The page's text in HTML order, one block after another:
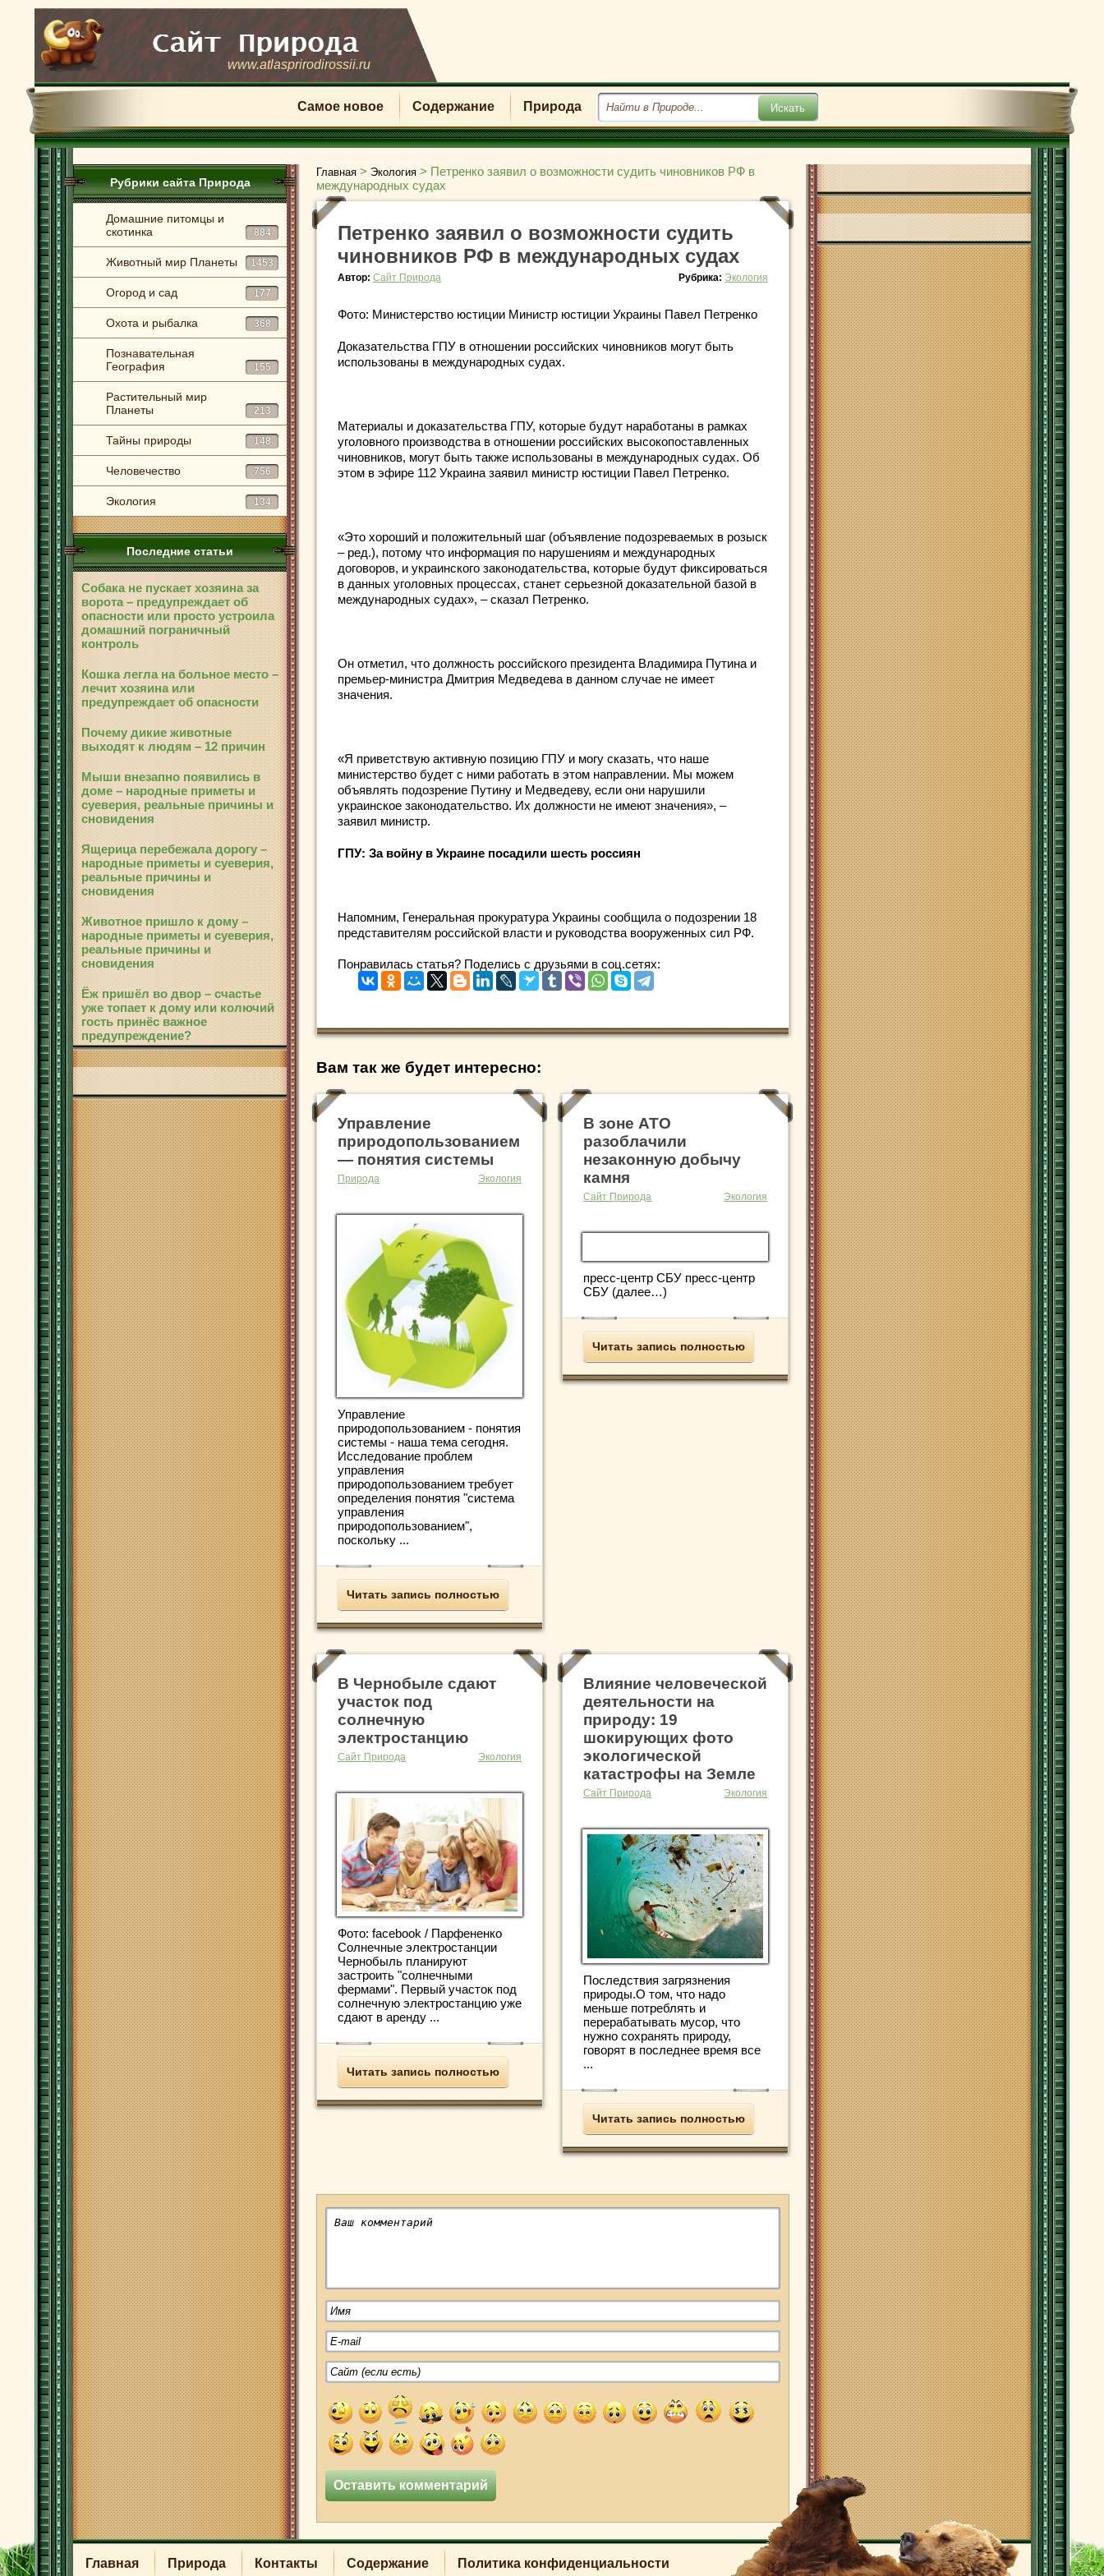
www.atlasprirodirossii.ru
Самое новое Содержание Природа
Рубрики сайта Природа
Домашние питомцы и
скотинка
884
Животный мир Планеты 1453
Огород и сад 177
Охота и рыбалка 368
Познавательная
География
155
Растительный мир
Планеты
213
Тайны природы 148
Человечество 756
Экология 134
Последние статьи
Собака не пускает хозяина за
ворота – предупреждает об
опасности или просто устроила
домашний пограничный
контроль
Кошка легла на больное место –
лечит хозяина или
предупреждает об опасности
Почему дикие животные
выходят к людям – 12 причин
Мыши внезапно появились в
доме – народные приметы и
суеверия, реальные причины и
сновидения
Ящерица перебежала дорогу –
народные приметы и суеверия,
реальные причины и
сновидения
Животное пришло к дому –
народные приметы и суеверия,
реальные причины и
сновидения
Ёж пришёл во двор – счастье
уже топает к дому или колючий
гость принёс важное
предупреждение?
Главная > Экология > Петренко заявил о возможности судить чиновников РФ в
международных судах
Петренко заявил о возможности судить
чиновников РФ в международных судах
Автор: Сайт Природа Рубрика: Экология
Фото: Министерство юстиции Министр юстиции Украины Павел Петренко
Доказательства ГПУ в отношении российских чиновников могут быть
использованы в международных судах.
Материалы и доказательства ГПУ, которые будут наработаны в рамках
уголовного производства в отношении российских высокопоставленных
чиновников, могут быть также использованы в международных судах. Об
этом в эфире 112 Украина заявил министр юстиции Павел Петренко.
«Это хороший и положительный шаг (объявление подозреваемых в розыск
– ред.), потому что информация по нарушениям и международных
договоров, и украинского законодательства, которые будут фиксироваться
в данных уголовных процессах, станет серьезной доказательной базой в
международных судах», – сказал Петренко.
Он отметил, что должность российского президента Владимира Путина и
премьер-министра Дмитрия Медведева в данном случае не имеет
значения.
«Я приветствую активную позицию ГПУ и могу сказать, что наше
министерство будет с ними работать в этом направлении. Мы можем
объявлять подозрение Путину и Медведеву, если они нарушили
украинское законодательство. Их должности не имеют значения», –
заявил министр.
ГПУ: За войну в Украине посадили шесть россиян
Напомним, Генеральная прокуратура Украины сообщила о подозрении 18
представителям российской власти и руководства вооруженных сил РФ.
Понравилась статья? Поделись с друзьями в соц.сетях:
Вам так же будет интересно:
Управление
природопользованием
— понятия системы
Природа Экология
Управление
природопользованием - понятия
системы - наша тема сегодня.
Исследование проблем
управления
природопользованием требует
определения понятия "система
управления
природопользованием",
поскольку ...
Читать запись полностью
В зоне АТО
разоблачили
незаконную добычу
камня
Сайт Природа Экология
пресс-центр СБУ пресс-центр
СБУ (далее…)
Читать запись полностью
В Чернобыле сдают
участок под
солнечную
электростанцию
Сайт Природа Экология
Фото: facebook / Парфененко
Солнечные электростанции
Чернобыль планируют
застроить "солнечными
фермами". Первый участок под
солнечную электростанцию уже
сдают в аренду ...
Читать запись полностью
Влияние человеческой
деятельности на
природу: 19
шокирующих фото
экологической
катастрофы на Земле
Сайт Природа Экология
Последствия загрязнения
природы.О том, что надо
меньше потреблять и
перерабатывать мусор, что
нужно сохранять природу,
говорят в последнее время все
...
Читать запись полностью
Главная Природа Контакты Содержание Политика конфиденциальности